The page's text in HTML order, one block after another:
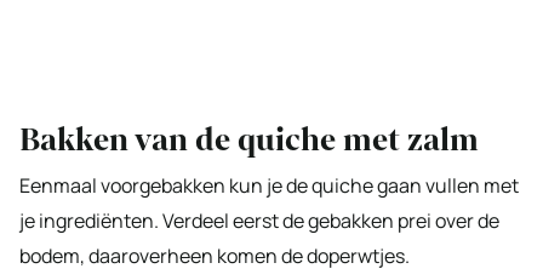
Bakken van de quiche met zalm
Eenmaal voorgebakken kun je de quiche gaan vullen met
je ingrediënten. Verdeel eerst de gebakken prei over de
bodem, daaroverheen komen de doperwtjes.